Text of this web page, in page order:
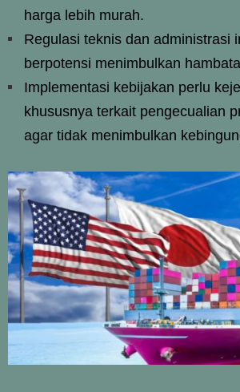
harga lebih murah.
Regulasi teknis dan administrasi
berpotensi menimbulkan
Implementasi kebijakan perlu
khususnya terkait pengecualian
agar tidak menimbulkan